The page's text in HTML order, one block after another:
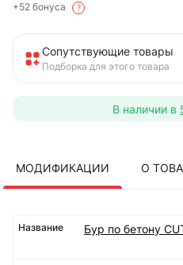
+52 бонуса
?
Сопутствующие товары
Подборка для этого товара
В наличии в
МОДИФИКАЦИИ О
Бур по бетону